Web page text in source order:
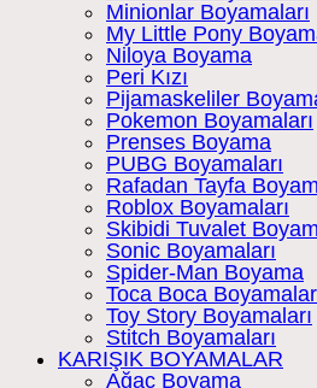
Minionlar Boyamaları
My Little Pony
Niloya Boyama
Peri Kızı
Pijamaskeliler
Pokemon Boyamaları
Prenses Boyama
PUBG Boyamaları
Rafadan Tayfa
Roblox Boyamaları
Skibidi Tuvalet
Sonic Boyamaları
Spider-Man Boyama
Toca Boca
Toy Story Boyamaları
Stitch Boyamaları
KARIŞIK BOYAMALAR
Ağaç Boyama